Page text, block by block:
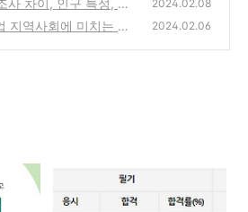
사 차이, 인구 특성, 지
(0)
2024.02.08
지역사회에 미치는 영
2024.02.06